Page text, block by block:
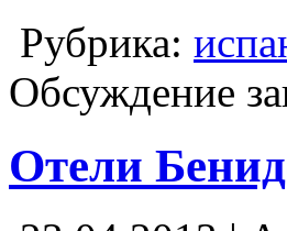
Рубрика:
Обсуждение
Отели